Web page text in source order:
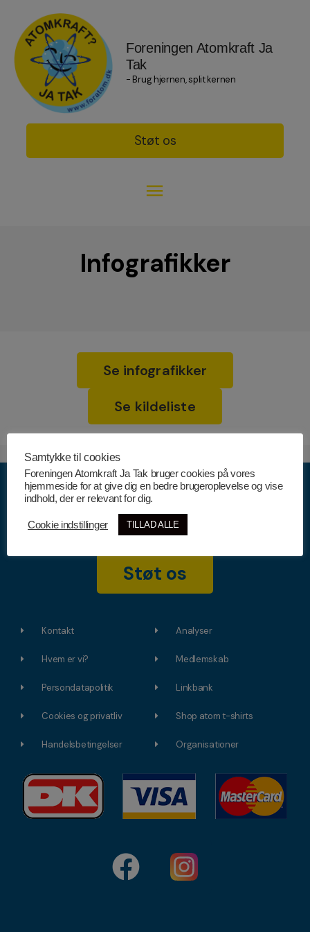
Foreningen Atomkraft Ja
Tak
- Brug hjernen, split kernen
Støt os
Infografikker
Se infografikker
Se kildeliste
Støt os
Kontakt
Hvem er vi?
Persondatapolitik
Cookies og privatliv
Handelsbetingelser
Analyser
Medlemskab
Linkbank
Shop atom t-shirts
Organisationer
Samtykke til cookies
Foreningen Atomkraft Ja Tak bruger cookies på vores
hjemmeside for at give dig en bedre brugeroplevelse og vise
indhold, der er relevant for dig.
Cookie indstillinger TILLAD ALLE